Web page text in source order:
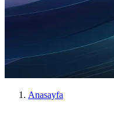
Anasayfa